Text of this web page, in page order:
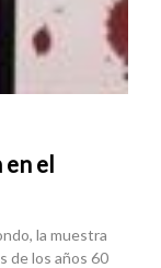
en el
la muestra
de los años 60